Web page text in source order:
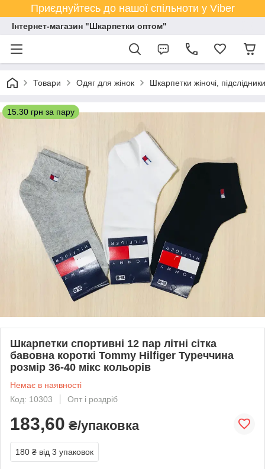
Приєднуйтесь до нашої спільноти у Viber
Інтернет-магазин "Шкарпетки оптом"
Товари Одяг для жінок Шкарпетки жіночі, підслідники
15.30 грн за пару
Шкарпетки спортивні 12 пар літні сітка
бавовна короткі Tommy Hilfiger Туреччина
розмір 36-40 мікс кольорів
Немає в наявності
Код: 10303
Опт і роздріб
183,60 ₴/упаковка
180 ₴ від 3 упаковок